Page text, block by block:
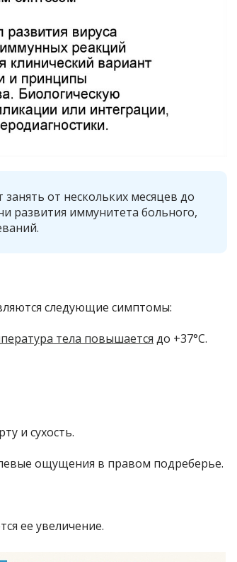
от нескольких месяцев до
развития иммунитета больного,
следующие симптомы:
тела повышается до +37°С.
и сухость.
ощущения в правом подреберье.
ее увеличение.